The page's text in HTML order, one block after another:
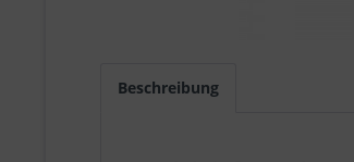
Beschreibung